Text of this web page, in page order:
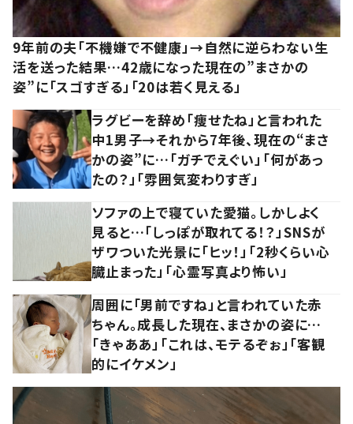
9年前の夫「不機嫌で不健康」→自然に逆らわない生
活を送った結果…42歳になった現在の”まさかの
姿”に「スゴすぎる」「20は若く見える」
ラグビーを辞め「痩せたね」と言われた
中1男子→それから7年後、現在の“まさ
かの姿”に…「ガチでえぐい」「何があっ
たの？」「雰囲気変わりすぎ」
ソファの上で寝ていた愛猫。しかしよく
見ると…「しっぽが取れてる！？」SNSが
ザワついた光景に「ヒッ！」「2秒くらい心
臓止まった」「心霊写真より怖い」
周囲に「男前ですね」と言われていた赤
ちゃん。成長した現在、まさかの姿に…
「きゃああ」「これは、モテるぞぉ」「客観
的にイケメン」